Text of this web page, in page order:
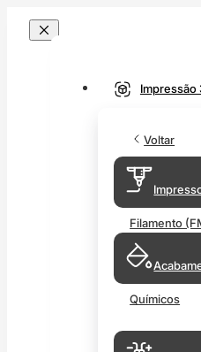
Impressão
Voltar
Filamento
Químicos